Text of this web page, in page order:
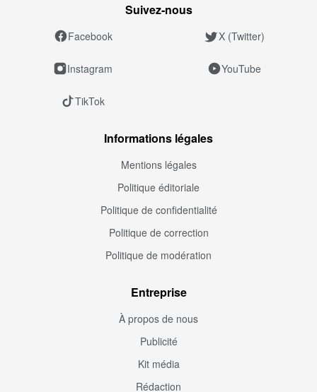
Suivez‑nous
Facebook X (Twitter)
Instagram YouTube
TikTok
Informations légales
Mentions légales
Politique éditoriale
Politique de confidentialité
Politique de correction
Politique de modération
Entreprise
À propos de nous
Publicité
Kit média
Rédaction